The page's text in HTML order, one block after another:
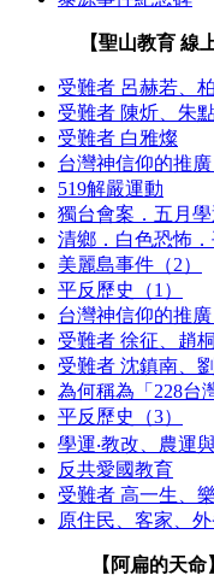
【聖山教育 線
受難者 呂赫若、
受難者 陳炘、朱
受難者 白雅燦
台灣神信仰的推廣
519解嚴運動
獨台會案．五月
清鄉．白色恐怖．
美麗島事件（2）
平反歷史（1）
台灣神信仰的推廣
受難者 徐征、趙桐
受難者 沈鎮南、
為何稱為「228台
平反歷史（3）
學運‧教改、農運
反共愛國教育
受難者 高一生、
原住民、客家、
【阿扁的天命